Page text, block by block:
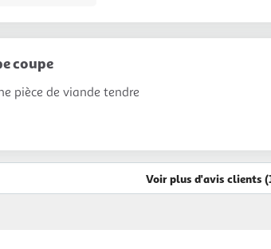
coupe
pièce de viande tendre
Voir plus d'avis clients